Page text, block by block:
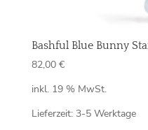
Bashful Blue Bunny
82,00 €
inkl. 19 % MwSt.
Lieferzeit: 3-5 Werktage